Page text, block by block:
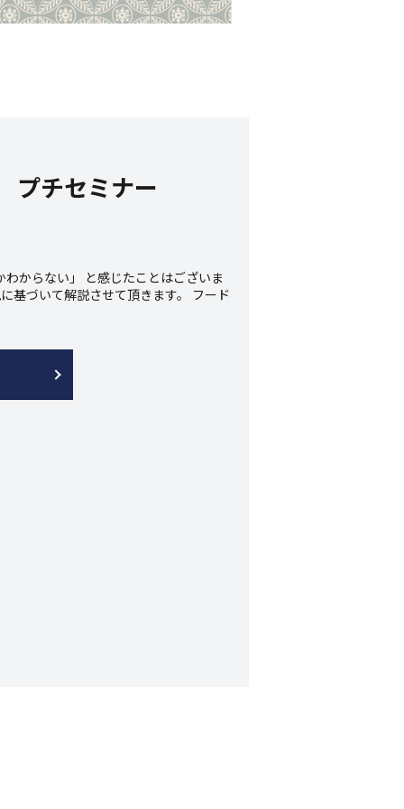
チセミナー
からない」 と感じたことはございま
基づいて解説させて頂きます。 フード